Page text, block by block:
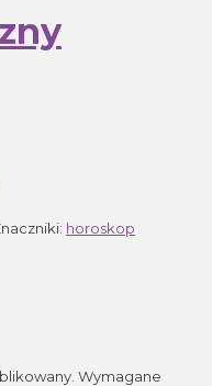
horoskop
Wymagane